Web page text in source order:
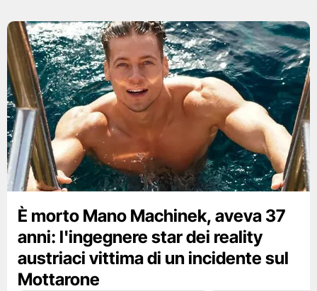
È morto Mano Machinek, aveva 37
anni: l'ingegnere star dei reality
austriaci vittima di un incidente sul
Mottarone